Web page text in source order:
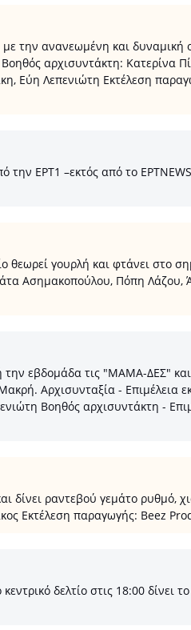
την ανανεωμένη και δυναμική
αρχισυντάκτη: Κατερίνα
Εύη Λεπενιώτη Εκτέλεση
ΕΡΤ1 –εκτός από το
θεωρεί γουρλή και φτάνει στο
Ασημακοπούλου, Πόπη Λάζου,
εβδομάδα τις "ΜΑΜΑ-ΔΕΣ" και
Αρχισυνταξία - Επιμέλεια
Βοηθός αρχισυντάκτη -
ραντεβού γεμάτο ρυθμό,
Εκτέλεση παραγωγής: Beez
δελτίο στις 18:00 δίνει